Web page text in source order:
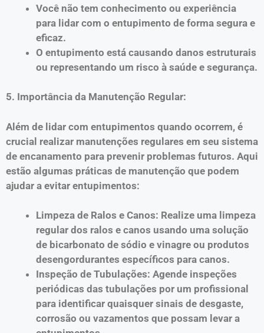
Você não tem conhecimento ou experiência
para lidar com o entupimento de forma segura e
eficaz.
O entupimento está causando danos estruturais
ou representando um risco à saúde e segurança.
5. Importância da Manutenção Regular:
Além de lidar com entupimentos quando ocorrem, é
crucial realizar manutenções regulares em seu sistema
de encanamento para prevenir problemas futuros. Aqui
estão algumas práticas de manutenção que podem
ajudar a evitar entupimentos:
Limpeza de Ralos e Canos: Realize uma limpeza
regular dos ralos e canos usando uma solução
de bicarbonato de sódio e vinagre ou produtos
desengordurantes específicos para canos.
Inspeção de Tubulações: Agende inspeções
periódicas das tubulações por um profissional
para identificar quaisquer sinais de desgaste,
corrosão ou vazamentos que possam levar a